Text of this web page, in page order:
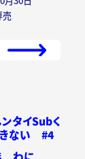
売
ンタイSubく
きない #4